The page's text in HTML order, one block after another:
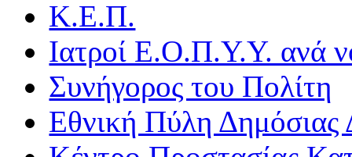
Κ.Ε.Π.
Ιατροί Ε.Ο.Π.Υ.Υ. ανά
Συνήγορος του Πολίτη
Εθνική Πύλη Δημόσιας